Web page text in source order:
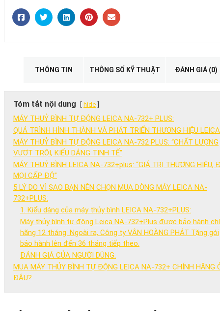
BÌNH
TỰ
LEICA
732+
số
lượng
THÔNG TIN THÔNG SỐ KỸ THUẬT ĐÁNH GIÁ (0)
Tóm tắt nội dung hide
MÁY THUỶ BÌNH TỰ ĐỘNG LEICA NA-732+ PLUS:
QUÁ TRÌNH HÌNH THÀNH VÀ PHÁT TRIỂN THƯƠNG HIỆU
MÁY THUỶ BÌNH TỰ ĐỘNG LEICA NA-732 PLUS: “CHẤT LƯỢNG
VƯỢT TRỘI, KIỂU DÁNG TINH TẾ”
MÁY THUỶ BÌNH LEICA NA-732+plus: “GIÁ TRỊ THƯƠNG HIỆU,
MỌI CẤP ĐỘ”
5 LÝ DO VÌ SAO BẠN NÊN CHỌN MUA DÒNG MÁY LEICA NA-
732+PLUS:
1. Kiểu dáng của máy thủy bình LEICA NA-732+PLUS:
Máy thủy bình tự động Leica NA-732+Plus được bảo hành
hãng 12 tháng. Ngoài ra, Công ty VÂN HOÀNG PHÁT Tặng gói
bảo hành lên đến 36 tháng tiếp theo.
ĐÁNH GIÁ CỦA NGƯỜI DÙNG:
MUA MÁY THỦY BÌNH TỰ ĐỘNG LEICA NA-732+ CHÍNH HÃNG
ĐÂU?